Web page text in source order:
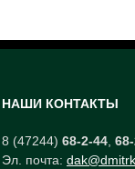
НАШИ КОНТАКТЫ
8 (47244) 68-2-44
Эл. почта: dak@